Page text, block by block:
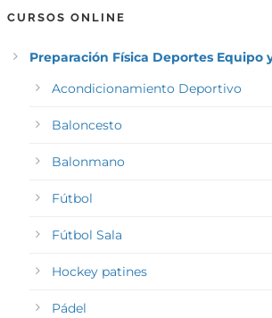
CURSOS ONLINE
Preparación Física Deportes Equipo
Acondicionamiento Deportivo
Baloncesto
Balonmano
Fútbol
Fútbol Sala
Hockey patines
Pádel